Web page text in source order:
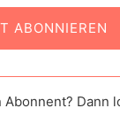
ABONNIEREN
Abonnent? Dann